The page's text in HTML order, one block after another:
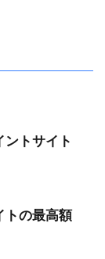
トサイト
トの最高額